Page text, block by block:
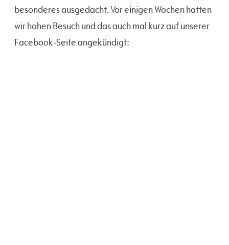
besonderes ausgedacht. Vor einigen Wochen hatten
wir hohen Besuch und das auch mal kurz auf unserer
Facebook-Seite angekündigt: